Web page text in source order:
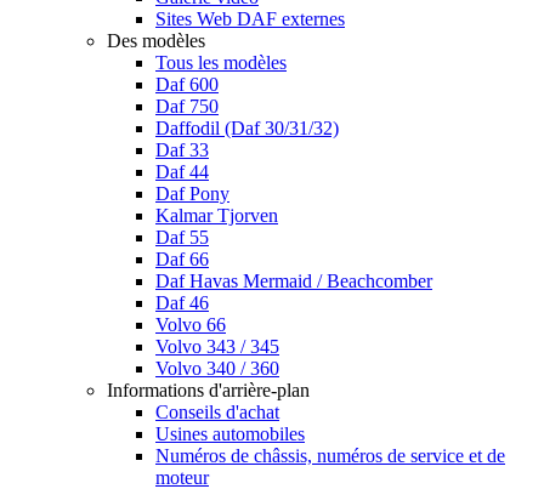
Sites Web DAF externes
Des modèles
Tous les modèles
Daf 600
Daf 750
Daffodil (Daf 30/31/32)
Daf 33
Daf 44
Daf Pony
Kalmar Tjorven
Daf 55
Daf 66
Daf Havas Mermaid / Beachcomber
Daf 46
Volvo 66
Volvo 343 / 345
Volvo 340 / 360
Informations d'arrière-plan
Conseils d'achat
Usines automobiles
Numéros de châssis, numéros de service et de
moteur